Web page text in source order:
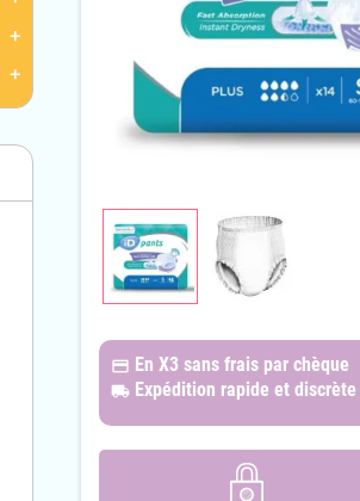
add
add
paymentsEn X3 sans frais par chèque
local_shipping Expédition rapide et discrète